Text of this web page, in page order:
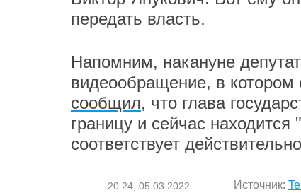
передать власть.
Напомним, накануне
видеообращение, в котором
сообщил, что глава
границу и сейчас находится
соответствует
20:24, 05.03.2022 Источник: